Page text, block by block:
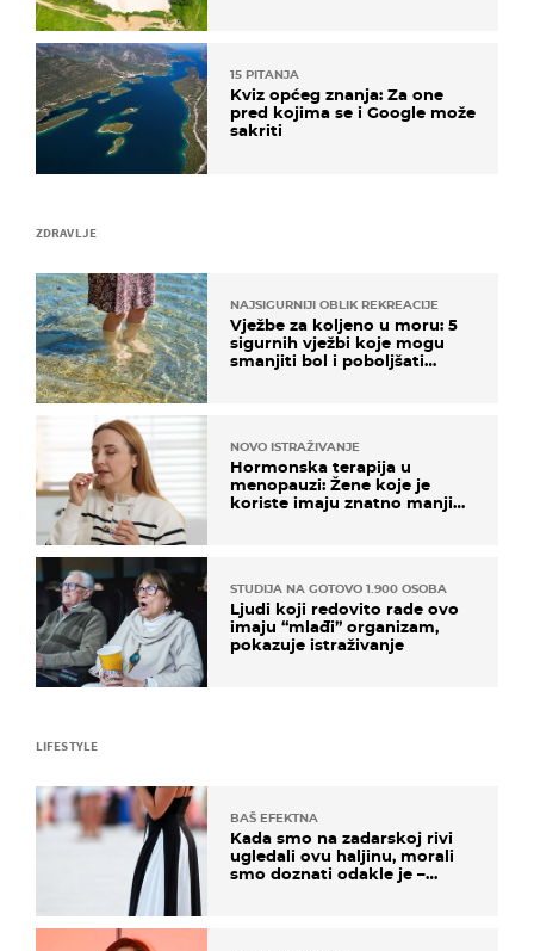
ZDRAVLJE
NAJSIGURNIJI OBLIK REKREACIJE
Vježbe za koljeno u moru: 5
sigurnih vježbi koje mogu
smanjiti bol i poboljšati
NOVO ISTRAŽIVANJE
Hormonska terapija u
menopauzi: Žene koje je
koriste imaju znatno manji
STUDIJA NA GOTOVO 1.900 OSOBA
Ljudi koji redovito rade ovo
imaju “mlađi” organizam,
pokazuje istraživanje
15 PITANJA
Kviz općeg znanja: Za one
pred kojima se i Google može
sakriti
LIFESTYLE
BAŠ EFEKTNA
Kada smo na zadarskoj rivi
ugledali ovu haljinu, morali
smo doznati odakle je –